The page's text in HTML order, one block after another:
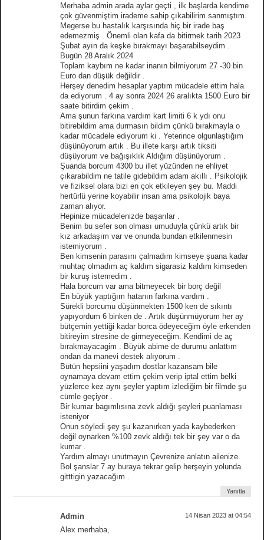
Merhaba admin arada aylar geçti , ilk başlarda kendime
çok güvenmiştim irademe sahip çıkabilirim sanmıştım.
Megerse bu hastalık karşısında hiç bir irade baş
edemezmiş . Önemli olan kafa da bitirmek tarih 2023
Şubat ayın da keşke bırakmayı başarabilseydim .
Bugün 28 Aralık 2024
Toplam kaybım ne kadar inanın bilmiyorum 27 -30 bin
Euro dan düşük değildir .
Herşey denedim hesaplar yaptım mücadele ettim hala
da ediyorum . 4 ay sonra 2024 26 aralıkta 1500 Euro bir
saate bitirdim çekim .
Ama şunun farkına vardım kart limiti 6 k ydı onu
bitirebildim ama durmasın bildim çünkü bırakmayla o
kadar mücadele ediyorum ki . Yeterince olgunlaştığım
düşünüyorum artık . Bu illete karşı artık tiksiti
düşüyorum ve bağışıklık Aldığım düşünüyorum .
Şuanda borcum 4300 bu illet yüzünden ne ehliyet
çıkarabildim ne tatile gidebildim adam akıllı . Psikolojik
ve fiziksel olara bizi en çok etkileyen şey bu. Maddi
hertürlü yerine koyabilir insan ama psikolojik baya
zaman alıyor.
Hepinize mücadelenizde başarılar .
Benim bu sefer son olması umuduyla çünkü artık bir
kız arkadaşım var ve onunda bundan etkilenmesin
istemiyorum .
Ben kimsenin parasını çalmadım kimseye şuana kadar
muhtaç olmadım aç kaldım sigarasiz kaldım kimseden
bir kuruş istemedim .
Hala borcum var ama bitmeyecek bir borç değil
En büyük yaptığım hatanın farkına vardım .
Sürekli borcumu düşünmekten 1500 ken de sıkıntı
yapıyordum 6 binken de . Artık düşünmüyorum her ay
bütçemin yettiği kadar borca ödeyeceğim öyle erkenden
bitireyim stresine de girmeyeceğim. Kendimi de aç
bırakmayacagim . Büyük abime de durumu anlattım
ondan da manevi destek alıyorum .
Bütün hepsiini yaşadım dostlar kazansam bile
oynamaya devam ettim çekim verip iptal ettim belki
yüzlerce kez aynı şeyler yaptım izlediğim bir filmde şu
cümle geçiyor .
Bir kumar bagımlısına zevk aldığı şeyleri puanlaması
isteniyor
Onun söyledi şey şu kazanırken yada kaybederken
değil oynarken %100 zevk aldığı tek bir şey var o da
kumar .
Yardım almayı unutmayın Çevrenize anlatın ailenize.
Bol şanslar 7 ay buraya tekrar gelip herşeyin yolunda
gitttigin yazacağım .
Yanıtla
Admin 14 Nisan 2023 at 04:54
Alex merhaba,